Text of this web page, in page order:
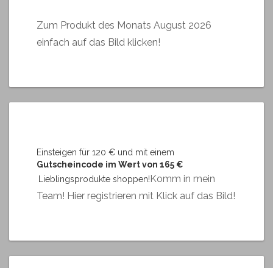
Zum Produkt des Monats August 2026
einfach auf das Bild klicken!
Einsteigen für 120 € und mit einem
Gutscheincode im Wert von 165 €
Lieblingsprodukte shoppen! Komm in mein
Team! Hier registrieren mit Klick auf das Bild!